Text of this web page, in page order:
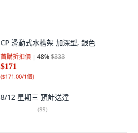
CP 滑動式水槽架 加深型, 銀色
首購折扣價 48%$333
$171
($171.00/1個)
8/12 星期三 預計送達
(99)